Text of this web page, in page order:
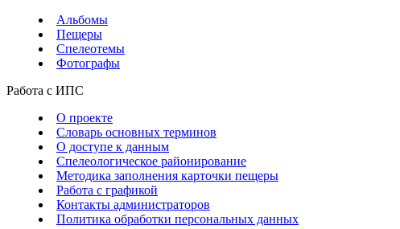
Альбомы
Пещеры
Спелеотемы
Фотографы
Работа с ИПС
О проекте
Словарь основных терминов
О доступе к данным
Спелеологическое районирование
Методика заполнения карточки пещеры
Работа с графикой
Контакты администраторов
Политика обработки персональных данных